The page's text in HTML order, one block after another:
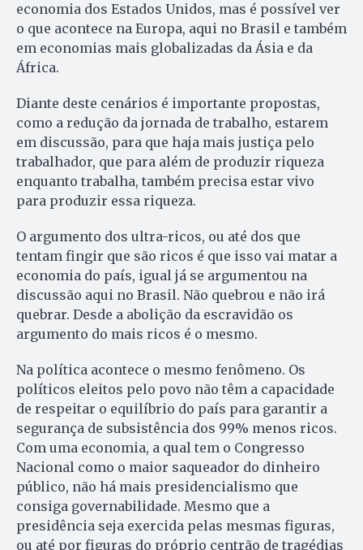
economia dos Estados Unidos, mas é possível ver
o que acontece na Europa, aqui no Brasil e também
em economias mais globalizadas da Ásia e da
África.
Diante deste cenários é importante propostas,
como a redução da jornada de trabalho, estarem
em discussão, para que haja mais justiça pelo
trabalhador, que para além de produzir riqueza
enquanto trabalha, também precisa estar vivo
para produzir essa riqueza.
O argumento dos ultra-ricos, ou até dos que
tentam fingir que são ricos é que isso vai matar a
economia do país, igual já se argumentou na
discussão aqui no Brasil. Não quebrou e não irá
quebrar. Desde a abolição da escravidão os
argumento do mais ricos é o mesmo.
Na política acontece o mesmo fenômeno. Os
políticos eleitos pelo povo não têm a capacidade
de respeitar o equilíbrio do país para garantir a
segurança de subsistência dos 99% menos ricos.
Com uma economia, a qual tem o Congresso
Nacional como o maior saqueador do dinheiro
público, não há mais presidencialismo que
consiga governabilidade. Mesmo que a
presidência seja exercida pelas mesmas figuras,
ou até por figuras do próprio centrão de tragédias